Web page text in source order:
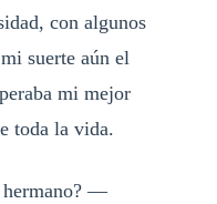
con algunos
suerte aún el
mi mejor
toda la vida.
—